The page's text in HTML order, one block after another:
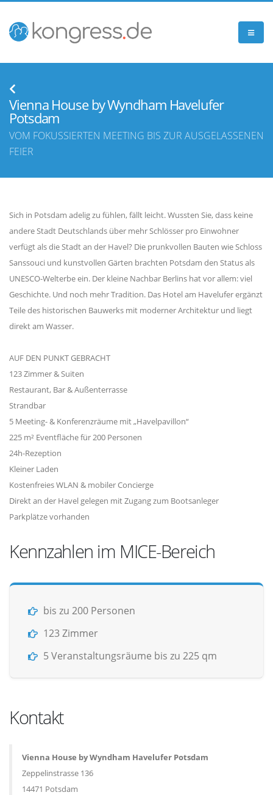
Vienna House by Wyndham Havelufer
Potsdam
VOM FOKUSSIERTEN MEETING BIS ZUR AUSGELASSENEN
FEIER
Sich in Potsdam adelig zu fühlen, fällt leicht. Wussten Sie, dass keine
andere Stadt Deutschlands über mehr Schlösser pro Einwohner
verfügt als die Stadt an der Havel? Die prunkvollen Bauten wie Schloss
Sanssouci und kunstvollen Gärten brachten Potsdam den Status als
UNESCO-Welterbe ein. Der kleine Nachbar Berlins hat vor allem: viel
Geschichte. Und noch mehr Tradition. Das Hotel am Havelufer ergänzt
Teile des historischen Bauwerks mit moderner Architektur und liegt
direkt am Wasser.
AUF DEN PUNKT GEBRACHT
123 Zimmer & Suiten
Restaurant, Bar & Außenterrasse
Strandbar
5 Meeting- & Konferenzräume mit „Havelpavillon“
225 m² Eventfläche für 200 Personen
24h-Rezeption
Kleiner Laden
Kostenfreies WLAN & mobiler Concierge
Direkt an der Havel gelegen mit Zugang zum Bootsanleger
Parkplätze vorhanden
Kennzahlen im MICE-Bereich
bis zu 200 Personen
123 Zimmer
5 Veranstaltungsräume bis zu 225 qm
Kontakt
Vienna House by Wyndham Havelufer Potsdam
Zeppelinstrasse 136
14471 Potsdam